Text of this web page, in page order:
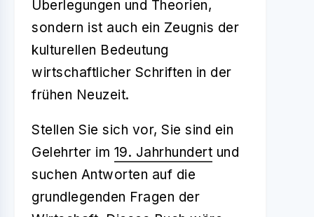
Überlegungen und Theorien,
sondern ist auch ein Zeugnis der
kulturellen Bedeutung
wirtschaftlicher Schriften in der
frühen Neuzeit.
Stellen Sie sich vor, Sie sind ein
Gelehrter im 19. Jahrhundert und
suchen Antworten auf die
grundlegenden Fragen der